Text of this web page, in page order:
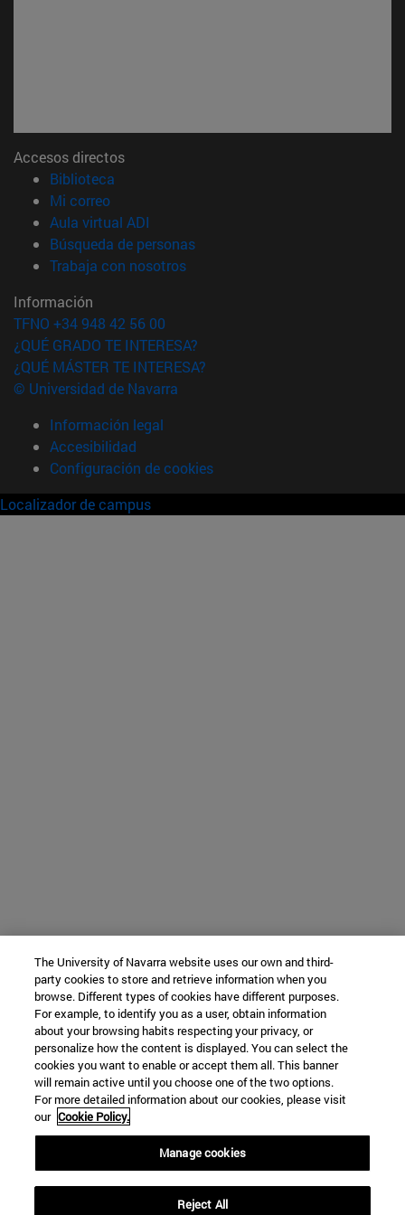
Accesos directos
Biblioteca
Mi correo(abre en nueva ventana)
Aula virtual ADI
Búsqueda de personas(abre en nueva ventana)
Trabaja con nosotros(abre en nueva ventana)
Información
TFNO +34 948 42 56 00
¿QUÉ GRADO TE INTERESA?
¿QUÉ MÁSTER TE INTERESA?
© Universidad de Navarra
Información legal
Accesibilidad
Configuración de cookies
Localizador de campus
The University of Navarra website uses our own and third-
party cookies to store and retrieve information when you
browse. Different types of cookies have different purposes.
For example, to identify you as a user, obtain information
about your browsing habits respecting your privacy, or
personalize how the content is displayed. You can select the
cookies you want to enable or accept them all. This banner
will remain active until you choose one of the two options.
For more detailed information about our cookies, please visit
our Cookie Policy.
Manage cookies
Reject All